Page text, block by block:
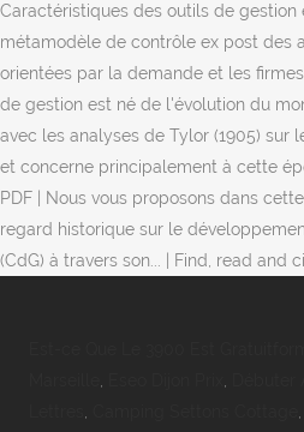
Caractéristiques des outils de
métamodèle de contrôle ex post des
orientées par la demande et les
de gestion est né de l'évolution du
avec les analyses de Tylor (1905) sur
et concerne principalement à cette
PDF | Nous vous proposons dans
regard historique sur le
(CdG) à travers son... | Find, read and